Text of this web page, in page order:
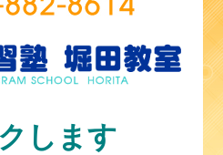
します